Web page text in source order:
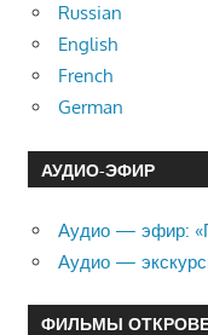
Russian
English
French
German
АУДИО-ЭФИР
Аудио — эфир:
Аудио —
ФИЛЬМЫ